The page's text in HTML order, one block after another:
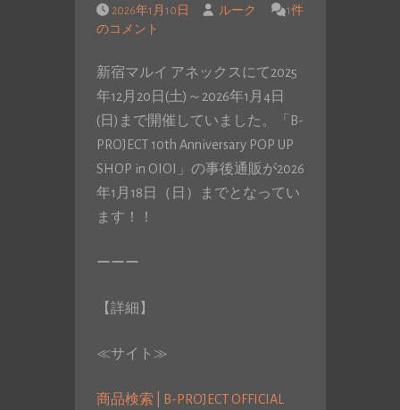
2026年1月10日 ルーク
1件
のコメント
新宿マルイ アネックスにて2025
年12月20日(土)～2026年1月4日
(日)まで開催していました。「B-
PROJECT 10th Anniversary POP UP
SHOP in OIOI」の事後通販が2026
年1月18日（日）までとなってい
ます！！
ーーー
【詳細】
≪サイト≫
商品検索 | B-PROJECT OFFICIAL